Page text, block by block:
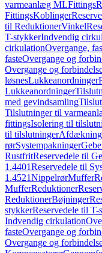
varmeanlæg MLFittings
FittingsKoblinger
til ReduktionerVinkel
T-stykkerIndvendig
cirkulationOvergange,
fasteOvergange og
Overgange og
løsnesLukkeanordninger
Lukkeanordninger
med gevindsamling
Tilslutninger til
fittingsIsolering til
til tilslutninger
rørSystempakninger
RustfritReservedele til
1.4401Reservedele til
1.4521NippelrørMuffer
MufferReduktioner
ReduktionerBøjninger
stykkerReservedele til T-
Indvendig cirkulation
fasteOvergange og
Overgange og